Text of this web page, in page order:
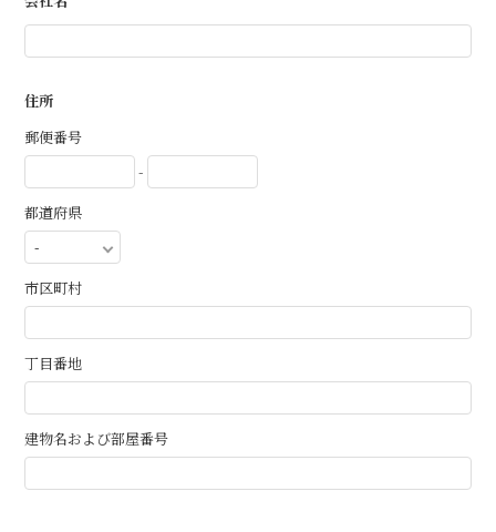
住所
郵便番号
-
都道府県
市区町村
丁目番地
建物名および部屋番号